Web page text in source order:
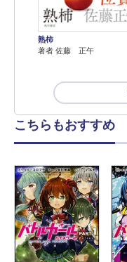
熟柿
著者 佐藤 正午
こちらもおすすめ